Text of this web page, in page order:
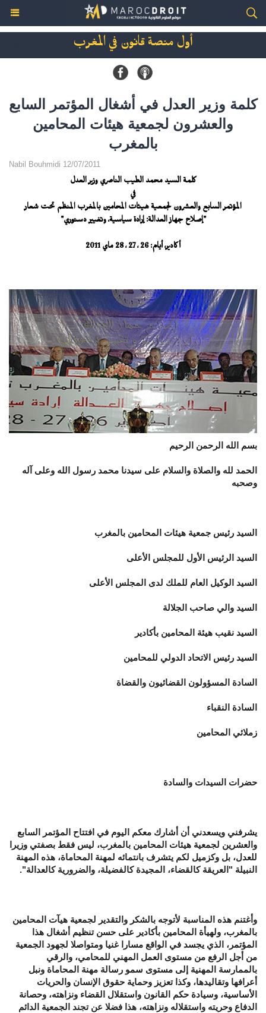
أول منصة قانون في المغرب
كلمة وزير العدل في أشغال المؤتمر السابع
والعشرون لجمعية هيئات المحامين
بالمغرب
Nabil Bouhmidi 12/07/2011
كلمة السيد محمد الطيب الناصري وزير العدل
في
المؤتمر السابع والعشرون لجمعية هيئات المحامين بالمغرب المنظم تحت شعار
"إصلاح جهاز العدالة: إرادة سياسية، وتغيير دستوري"
أكادير، أيام: 26 ، 27 ، 28 ماي 2011
بسم الله الرحمن الرحيم
الحمد لله والصلاة والسلام على سيدنا محمد رسول الله وعلى آله
وصحبه
السيد رئيس جمعية هيئات المحامين بالمغرب
السيد الرئيس الأول للمجلس الأعلى
السيد الوكيل العام للملك لدى المجلس الأعلى
السيد والي صاحب الجلالة
السيد نقيب هيئة المحامين بأكادير
السيد رئيس الاتحاد الدولي للمحامين
السادة المسؤولون القضائيون والقضاة
السادة النقباء
زملائي المحامين
حضرات السيدات والسادة
يشرفني ويسعدني أن أشارك معكم اليوم في افتتاح المؤتمر السابع
والعشرين لجمعية هيئات المحامين بالمغرب، ليس فقط بصفتي وزيرا
للعدل، بل وكزميل لكم يتشرف بانتمائه لمهنة المحاماة، هذه المهنة
النبيلة "العريقة كالقضاء، المجيدة كالفضيلة، والضرورية كالعدالة".
وأغتنم هذه المناسبة لأتوجه بالشكر والتقدير لجمعية هيآت المحامين
بالمغرب، ولهيأة المحامين بأكادير على حسن تنظيم أشغال هذا
المؤتمر، الذي يجسد في الواقع مسارا غنيا ومتواصلا لجهود الجمعية
من أجل الرفع من مستوى العمل المهني للمحامي، والرقي
بالممارسة المهنية إلى مستوى سمو رسالة مهنة المحاماة ونبل
أعرافها وتقاليدها، وكذا تعزيز وحماية حقوق الإنسان والحريات
الأساسية، وسيادة حكم القانون واستقلال القضاء ونزاهته، وحصانة
الدفاع وحريته واستقلاله ونزاهته، هذا فضلا عن تجند الجمعية الدائم